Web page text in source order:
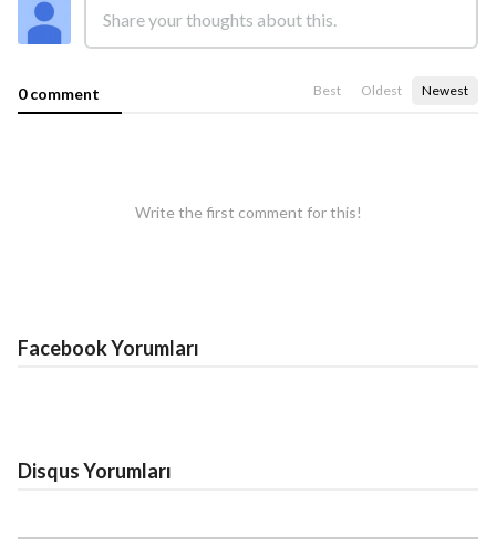
0 comment Best Oldest Newest
Write the first comment for this!
Facebook Yorumları
Disqus Yorumları